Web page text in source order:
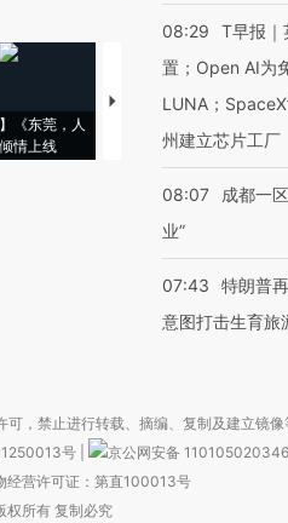
《东莞，人
情上线
【推广】走进第四届链博
08:29
T早报｜
置；Open AI为
LUNA；
州建立芯片工厂
08:07
成都一
业”
07:43
特朗普
意图打击生育旅
，禁止进行转载、摘编、复制及建立镜像
号
京公网安备
经营许可证：第直100013号
所有 复制必究